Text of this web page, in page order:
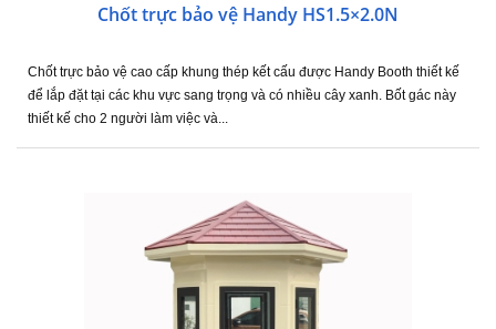
Chốt trực bảo vệ Handy HS1.5×2.0N
Chốt trực bảo vệ cao cấp khung thép kết cấu được Handy Booth thiết kế
để lắp đặt tại các khu vực sang trọng và có nhiều cây xanh. Bốt gác này
thiết kế cho 2 người làm việc và...